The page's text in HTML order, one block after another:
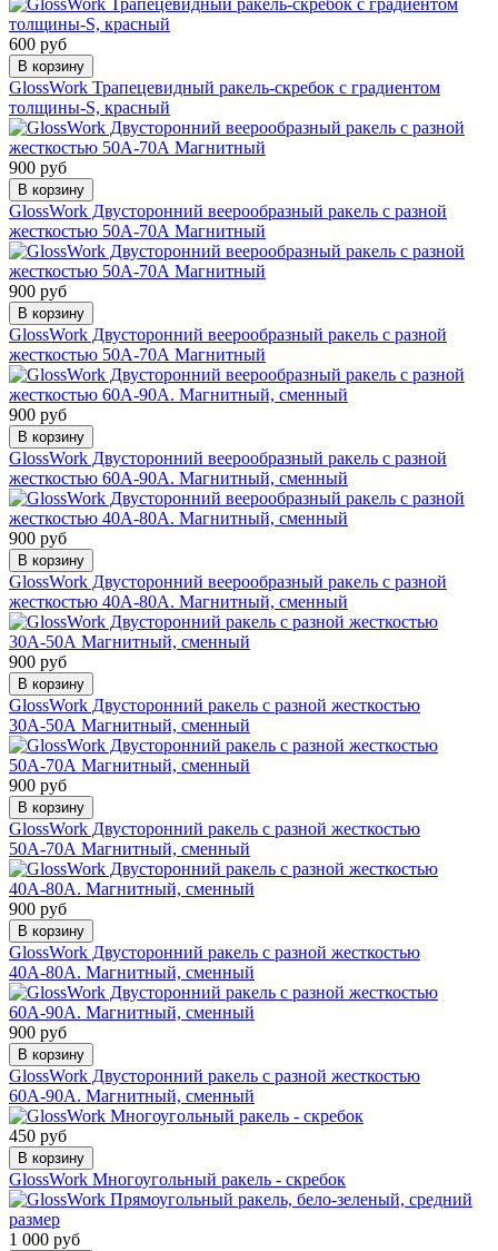
600 руб
В корзину
GlossWork Трапецевидный ракель-скребок с градиентом
толщины-S, красный
900 руб
В корзину
GlossWork Двусторонний веерообразный ракель с разной
жесткостью 50А-70А Магнитный
900 руб
В корзину
GlossWork Двусторонний веерообразный ракель с разной
жесткостью 50А-70А Магнитный
900 руб
В корзину
GlossWork Двусторонний веерообразный ракель с разной
жесткостью 60А-90А. Магнитный, сменный
900 руб
В корзину
GlossWork Двусторонний веерообразный ракель с разной
жесткостью 40А-80А. Магнитный, сменный
900 руб
В корзину
GlossWork Двусторонний ракель с разной жесткостью
30А-50А Магнитный, сменный
900 руб
В корзину
GlossWork Двусторонний ракель с разной жесткостью
50А-70А Магнитный, сменный
900 руб
В корзину
GlossWork Двусторонний ракель с разной жесткостью
40А-80А. Магнитный, сменный
900 руб
В корзину
GlossWork Двусторонний ракель с разной жесткостью
60А-90А. Магнитный, сменный
450 руб
В корзину
GlossWork Многоугольный ракель - скребок
1 000 руб